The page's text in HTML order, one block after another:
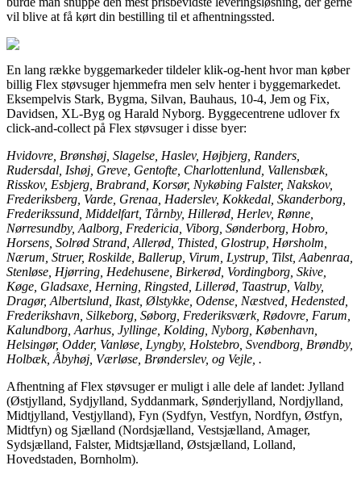
vil blive at få kørt din bestilling til et afhentningssted.
En lang række byggemarkeder tildeler klik-og-hent hvor man køber
billig Flex støvsuger hjemmefra men selv henter i byggemarkedet.
Eksempelvis Stark, Bygma, Silvan, Bauhaus, 10-4, Jem og Fix,
Davidsen, XL-Byg og Harald Nyborg. Byggecentrene udlover fx
click-and-collect på Flex støvsuger i disse byer:
Hvidovre, Brønshøj, Slagelse, Haslev, Højbjerg, Randers,
Rudersdal, Ishøj, Greve, Gentofte, Charlottenlund, Vallensbæk,
Risskov, Esbjerg, Brabrand, Korsør, Nykøbing Falster, Nakskov,
Frederiksberg, Varde, Grenaa, Haderslev, Kokkedal, Skanderborg,
Frederikssund, Middelfart, Tårnby, Hillerød, Herlev, Rønne,
Nørresundby, Aalborg, Fredericia, Viborg, Sønderborg, Hobro,
Horsens, Solrød Strand, Allerød, Thisted, Glostrup, Hørsholm,
Nærum, Struer, Roskilde, Ballerup, Virum, Lystrup, Tilst, Aabenraa,
Stenløse, Hjørring, Hedehusene, Birkerød, Vordingborg, Skive,
Køge, Gladsaxe, Herning, Ringsted, Lillerød, Taastrup, Valby,
Dragør, Albertslund, Ikast, Ølstykke, Odense, Næstved, Hedensted,
Frederikshavn, Silkeborg, Søborg, Frederiksværk, Rødovre, Farum,
Kalundborg, Aarhus, Jyllinge, Kolding, Nyborg, København,
Helsingør, Odder, Vanløse, Lyngby, Holstebro, Svendborg, Brøndby,
Holbæk, Åbyhøj, Værløse, Brønderslev, og Vejle, .
Afhentning af Flex støvsuger er muligt i alle dele af landet: Jylland
(Østjylland, Sydjylland, Syddanmark, Sønderjylland, Nordjylland,
Midtjylland, Vestjylland), Fyn (Sydfyn, Vestfyn, Nordfyn, Østfyn,
Midtfyn) og Sjælland (Nordsjælland, Vestsjælland, Amager,
Sydsjælland, Falster, Midtsjælland, Østsjælland, Lolland,
Hovedstaden, Bornholm).